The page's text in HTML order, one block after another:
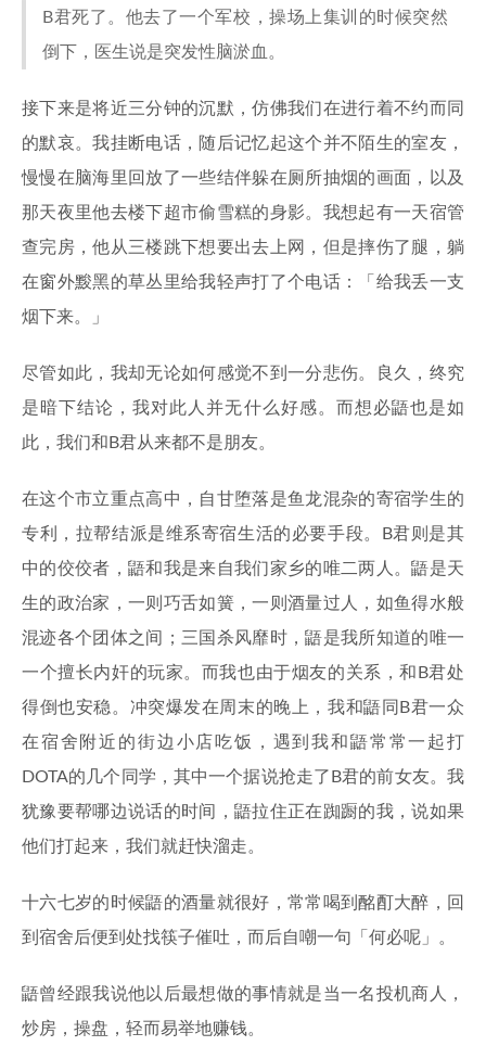
B君死了。他去了一个军校，操场上集训的时候突然
倒下，医生说是突发性脑淤血。
接下来是将近三分钟的沉默，仿佛我们在进行着不约而同
的默哀。我挂断电话，随后记忆起这个并不陌生的室友，
慢慢在脑海里回放了一些结伴躲在厕所抽烟的画面，以及
那天夜里他去楼下超市偷雪糕的身影。我想起有一天宿管
查完房，他从三楼跳下想要出去上网，但是摔伤了腿，躺
在窗外黢黑的草丛里给我轻声打了个电话：「给我丢一支
烟下来。」
尽管如此，我却无论如何感觉不到一分悲伤。良久，终究
是暗下结论，我对此人并无什么好感。而想必鼯也是如
此，我们和B君从来都不是朋友。
在这个市立重点高中，自甘堕落是鱼龙混杂的寄宿学生的
专利，拉帮结派是维系寄宿生活的必要手段。B君则是其
中的佼佼者，鼯和我是来自我们家乡的唯二两人。鼯是天
生的政治家，一则巧舌如簧，一则酒量过人，如鱼得水般
混迹各个团体之间；三国杀风靡时，鼯是我所知道的唯一
一个擅长内奸的玩家。而我也由于烟友的关系，和B君处
得倒也安稳。冲突爆发在周末的晚上，我和鼯同B君一众
在宿舍附近的街边小店吃饭，遇到我和鼯常常一起打
DOTA的几个同学，其中一个据说抢走了B君的前女友。我
犹豫要帮哪边说话的时间，鼯拉住正在踟蹰的我，说如果
他们打起来，我们就赶快溜走。
十六七岁的时候鼯的酒量就很好，常常喝到酩酊大醉，回
到宿舍后便到处找筷子催吐，而后自嘲一句「何必呢」。
鼯曾经跟我说他以后最想做的事情就是当一名投机商人，
炒房，操盘，轻而易举地赚钱。